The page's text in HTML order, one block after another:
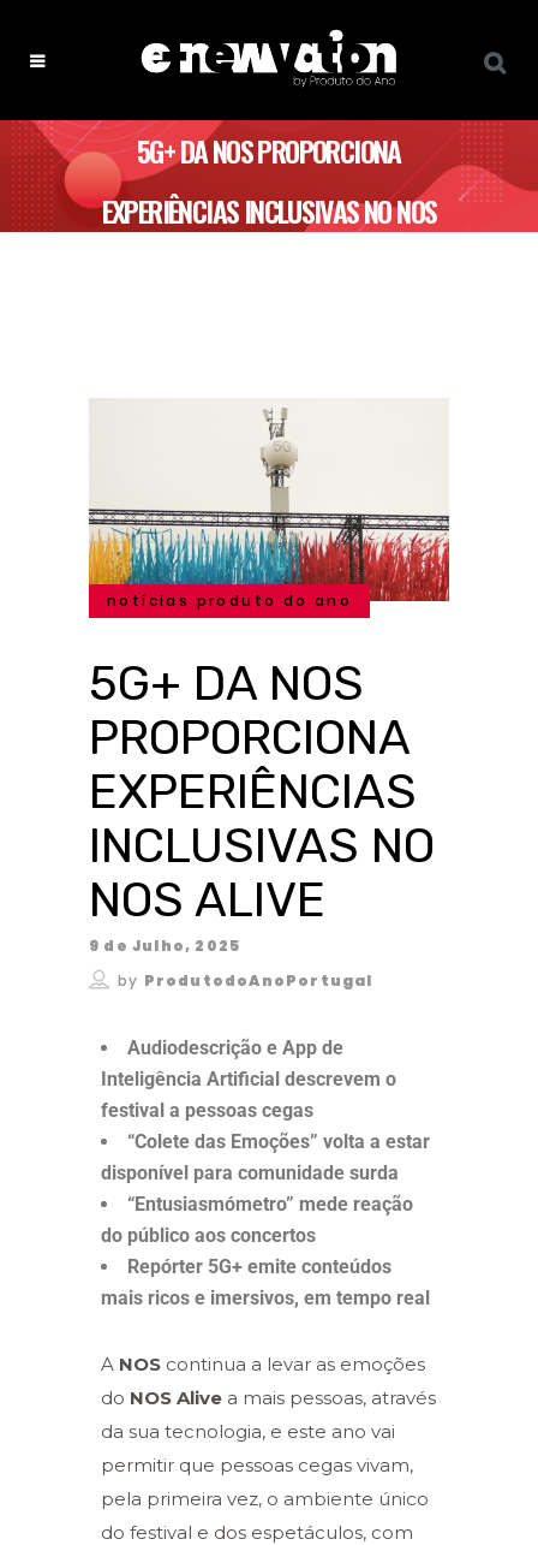
5G+ DA NOS PROPORCIONA
EXPERIÊNCIAS INCLUSIVAS NO NOS
notícias produto do ano
5G+ DA NOS
PROPORCIONA
EXPERIÊNCIAS
INCLUSIVAS NO
NOS ALIVE
9 de Julho, 2025
by ProdutodoAnoPortugal
Audiodescrição e App de
Inteligência Artificial descrevem o
festival a pessoas cegas
“Colete das Emoções” volta a estar
disponível para comunidade surda
“Entusiasmómetro” mede reação
do público aos concertos
Repórter 5G+ emite conteúdos
mais ricos e imersivos, em tempo real
A NOS continua a levar as emoções
do NOS Alive a mais pessoas, através
da sua tecnologia, e este ano vai
permitir que pessoas cegas vivam,
pela primeira vez, o ambiente único
do festival e dos espetáculos, com